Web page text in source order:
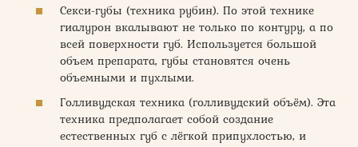
Секси-губы (техника рубин). По этой технике
гиалурон вкалывают не только по контуру, а по
всей поверхности губ. Используется большой
объем препарата, губы становятся очень
объемными и пухлыми.
Голливудская техника (голливудский объём). Эта
техника предполагает собой создание
естественных губ с лёгкой припухлостью, и